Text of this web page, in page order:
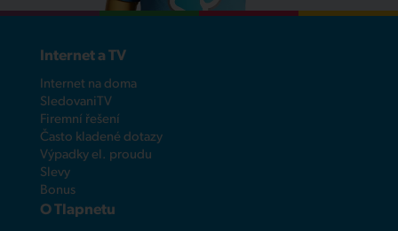
Internet a TV
Internet na doma
SledovaniTV
Firemní řešení
Často kladené dotazy
Výpadky el. proudu
Slevy
Bonus
O Tlapnetu